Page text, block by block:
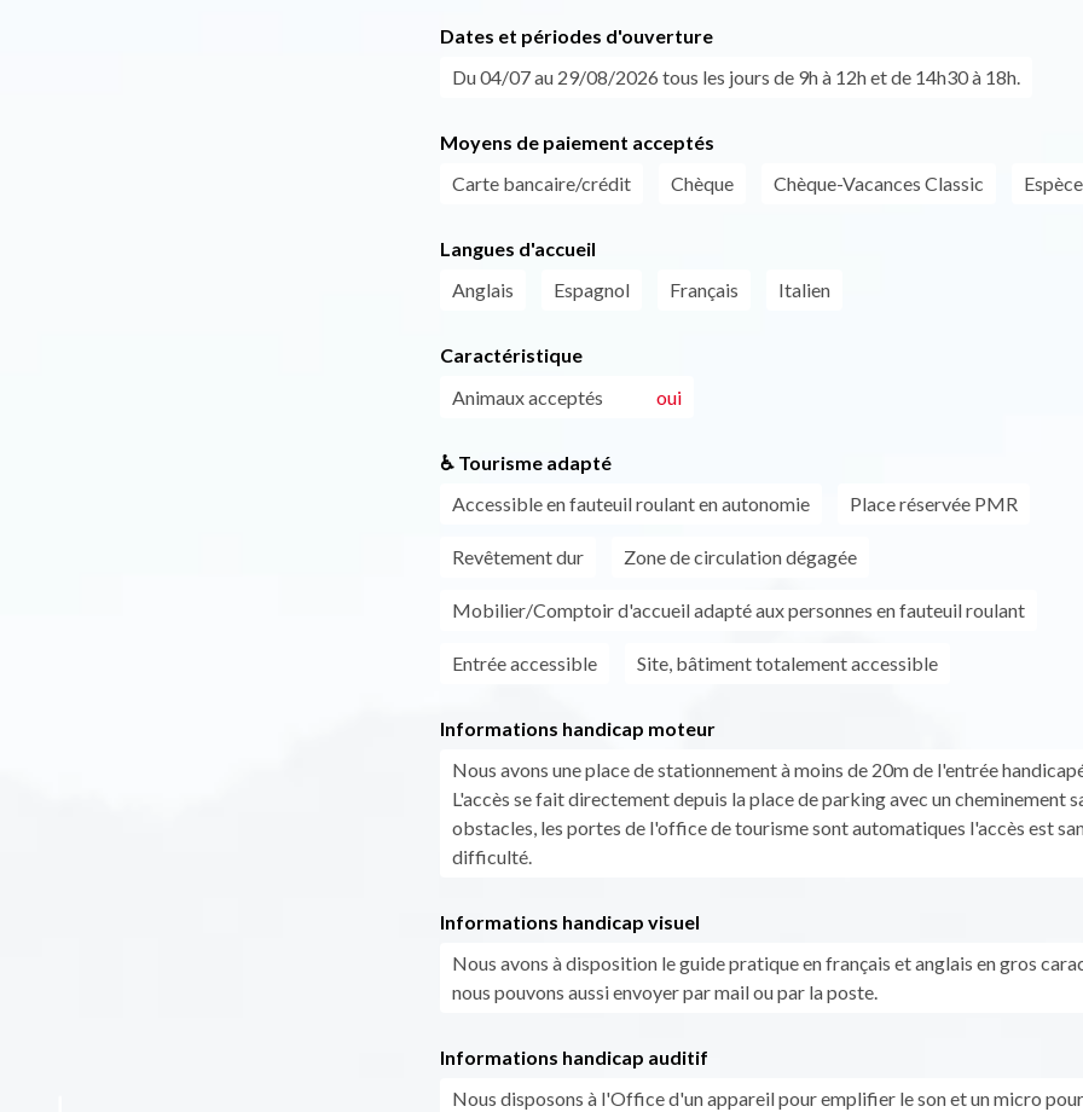
Dates et périodes d'ouverture
Du 04/07 au 29/08/2026 tous les jours de 9h à 12h et de 14h30 à 18h.
Moyens de paiement acceptés
Carte bancaire/crédit
Chèque Chèque-Vacances Classic
Langues d'accueil
Anglais
Espagnol Français Italien
Caractéristique
Animaux acceptés
oui
♿ Tourisme adapté
Accessible en fauteuil roulant en autonomie
Place réservée PMR
Revêtement dur Zone de circulation dégagée
Mobilier/Comptoir d'accueil adapté aux personnes en fauteuil roulant
Entrée accessible Site, bâtiment totalement accessible
Informations handicap moteur
Nous avons une place de stationnement à moins de 20m de l'entrée
L'accès se fait directement depuis la place de parking avec un cheminement
obstacles, les portes de l'office de tourisme sont automatiques l'accès est
difficulté.
Informations handicap visuel
Nous avons à disposition le guide pratique en français et anglais en gros
nous pouvons aussi envoyer par mail ou par la poste.
Informations handicap auditif
Nous disposons à l'Office d'un appareil pour emplifier le son et un micro